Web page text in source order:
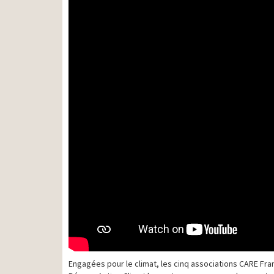
Engagées pour le climat, les cinq associations CARE